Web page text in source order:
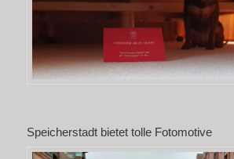
Speicherstadt bietet tolle Fotomotive